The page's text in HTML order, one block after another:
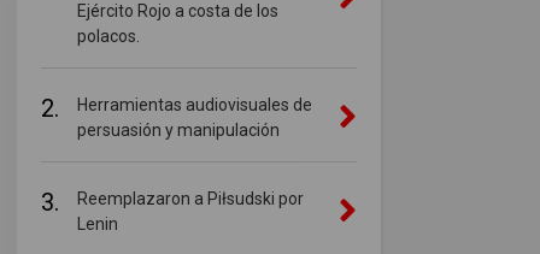
Ejército Rojo a costa de los
polacos.
2.
Herramientas audiovisuales de
persuasión y manipulación
3.
Reemplazaron a Piłsudski por
Lenin